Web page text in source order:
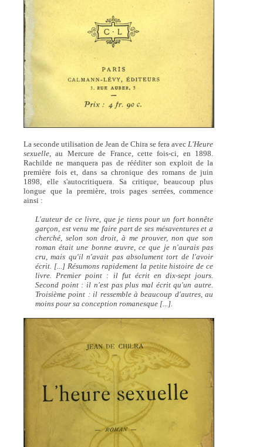
La seconde utilisation de Jean de Chira se fera avecL'Heure
sexuelle, au Mercure de France, cette fois-ci, en 1898.
Rachilde ne manquera pas de rééditer son exploit de la
première fois et, dans sa chronique des romans de juin
1898, elle s'autocritiquera. Sa critique, beaucoup plus
longue que la première, trois pages serrées, commence
ainsi :
L'auteur de ce livre, que je tiens pour un fort honnête
garçon, est venu me faire part de ses mésaventures et a
cherché, selon son droit, à me prouver, non que son
roman était une bonne œuvre, ce que je n'aurais pas
cru, mais qu'il n'avait pas absolument tort de l'avoir
écrit. [...] Résumons rapidement la petite histoire de ce
livre. Premier point : il fut écrit en dix-sept jours.
Second point : il n'est pas plus mal écrit qu'un autre.
Troisième point : il ressemble à beaucoup d'autres, au
moins pour sa conception romanesque [...].